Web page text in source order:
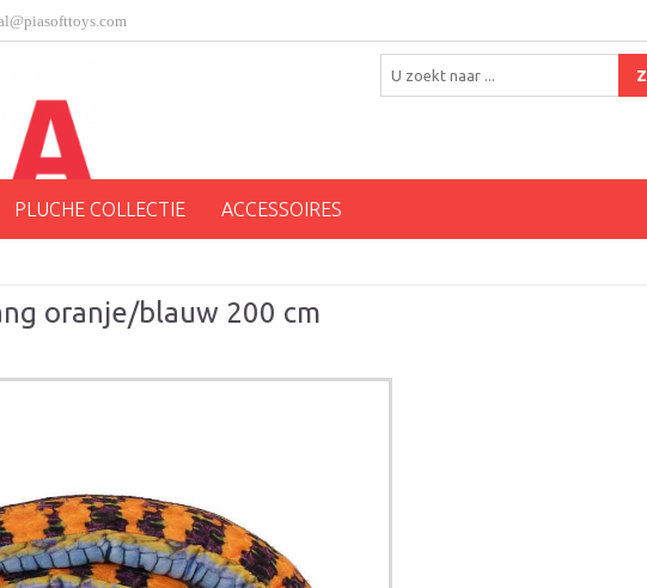
PLUCHE COLLECTIE ACCESSOIRES
oranje/blauw 200 cm